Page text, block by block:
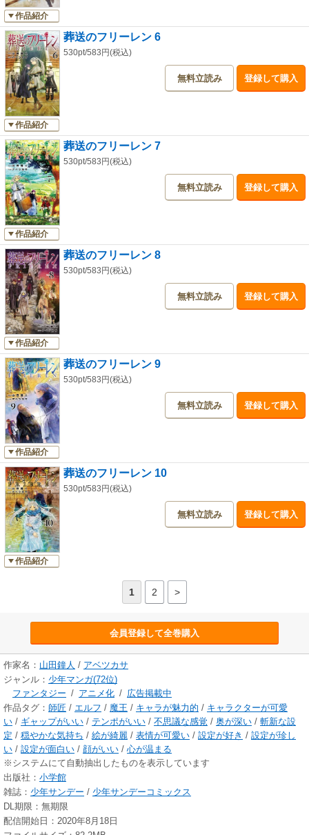
作品紹介
作品紹介
葬送のフリーレン 6
530pt/583円(税込)
無料立読み 登録して購入
作品紹介
葬送のフリーレン 7
530pt/583円(税込)
無料立読み 登録して購入
作品紹介
葬送のフリーレン 8
530pt/583円(税込)
無料立読み 登録して購入
作品紹介
葬送のフリーレン 9
530pt/583円(税込)
無料立読み 登録して購入
作品紹介
葬送のフリーレン 10
530pt/583円(税込)
無料立読み 登録して購入
1 2 >
会員登録して全巻購入
作家名： 山田鐘人 / アベツカサ
ジャンル： 少年マンガ(72位)
ファンタジー / アニメ化 / 広告掲載中
作品タグ： 師匠 / エルフ / 魔王 / キャラが魅力的 / キャラクターが可愛
い / ギャップがいい / テンポがいい / 不思議な感覚 / 奥が深い / 斬新な設
定 / 穏やかな気持ち / 絵が綺麗 / 表情が可愛い / 設定が好き / 設定が珍し
い / 設定が面白い / 顔がいい / 心が温まる
※システムにて自動抽出したものを表示しています
出版社： 小学館
雑誌： 少年サンデー / 少年サンデーコミックス
DL期限：無期限
配信開始日：2020年8月18日